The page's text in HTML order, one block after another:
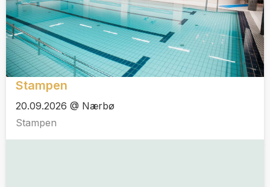
Stampen
20.09.2026 @ Nærbø
Stampen